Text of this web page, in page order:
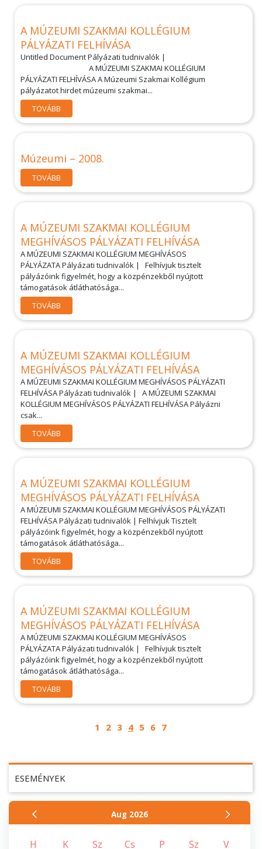
ESEMÉNYEK
Aug 2026
H K Sz Cs P Sz
V
A MÚZEUMI SZAKMAI KOLLÉGIUM
PÁLYÁZATI FELHÍVÁSA
Untitled Document Pályázati tudnivalók |
A MÚZEUMI SZAKMAI KOLLÉGIUM
PÁLYÁZATI FELHÍVÁSA A Múzeumi Szakmai Kollégium
pályázatot hirdet múzeumi szakmai...
TOVÁBB
Múzeumi – 2008.
TOVÁBB
A MÚZEUMI SZAKMAI KOLLÉGIUM
MEGHÍVÁSOS PÁLYÁZATI FELHÍVÁSA
A MÚZEUMI SZAKMAI KOLLÉGIUM MEGHÍVÁSOS
PÁLYÁZATA Pályázati tudnivalók | Felhívjuk tisztelt
pályázóink figyelmét, hogy a közpénzekből nyújtott
támogatások átláthatósága...
TOVÁBB
A MÚZEUMI SZAKMAI KOLLÉGIUM
MEGHÍVÁSOS PÁLYÁZATI FELHÍVÁSA
A MÚZEUMI SZAKMAI KOLLÉGIUM MEGHÍVÁSOS PÁLYÁZATI
FELHÍVÁSA Pályázati tudnivalók | A MÚZEUMI SZAKMAI
KOLLÉGIUM MEGHÍVÁSOS PÁLYÁZATI FELHÍVÁSA Pályázni
csak...
TOVÁBB
A MÚZEUMI SZAKMAI KOLLÉGIUM
MEGHÍVÁSOS PÁLYÁZATI FELHÍVÁSA
A MÚZEUMI SZAKMAI KOLLÉGIUM MEGHÍVÁSOS PÁLYÁZATI
FELHÍVÁSA Pályázati tudnivalók | Felhívjuk Tisztelt
pályázóink figyelmét, hogy a közpénzekből nyújtott
támogatások átláthatósága...
TOVÁBB
A MÚZEUMI SZAKMAI KOLLÉGIUM
MEGHÍVÁSOS PÁLYÁZATI FELHÍVÁSA
A MÚZEUMI SZAKMAI KOLLÉGIUM MEGHÍVÁSOS
PÁLYÁZATA Pályázati tudnivalók | Felhívjuk tisztelt
pályázóink figyelmét, hogy a közpénzekből nyújtott
támogatások átláthatósága...
TOVÁBB
1 2 3 4 5 6 7